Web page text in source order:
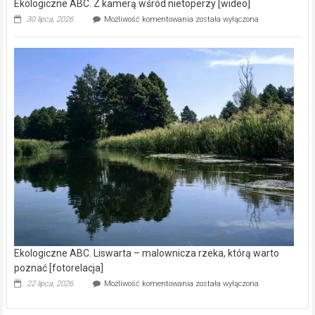
Ekologiczne ABC. Z kamerą wśród nietoperzy [wideo]
30 lipca, 2026 Możliwość komentowania Ekologiczne
kamerą
wśród
została wyłączona
Ekologiczne ABC. Liswarta – malownicza rzeka, którą warto
poznać [fotorelacja]
22 lipca, 2026 Możliwość komentowania Ekologiczne
została wyłączona